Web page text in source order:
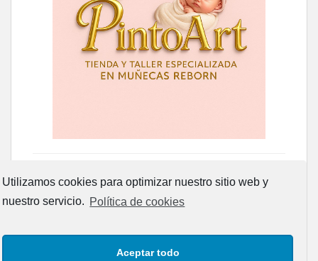
Utilizamos cookies para optimizar nuestro sitio web y
nuestro servicio. Política de cookies
Aceptar todo